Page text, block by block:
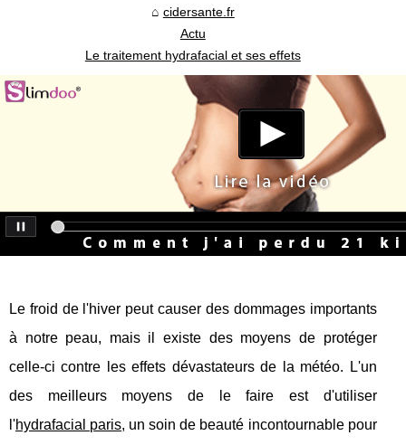
cidersante.fr
Actu
Le traitement hydrafacial et ses effets
Le froid de l'hiver peut causer des dommages importants
à notre peau, mais il existe des moyens de protéger
celle-ci contre les effets dévastateurs de la météo. L'un
des meilleurs moyens de le faire est d'utiliser
l'hydrafacial paris, un soin de beauté incontournable pour